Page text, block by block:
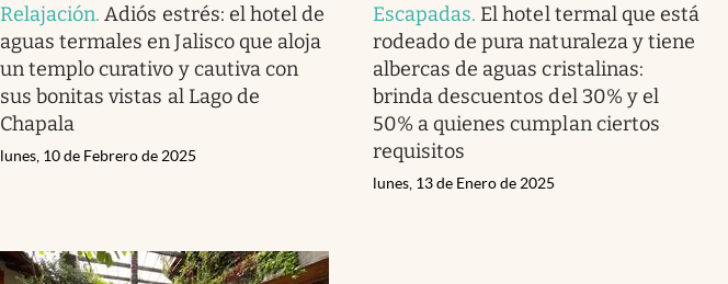
Relajación.Adiós estrés: el hotel de
aguas termales en Jalisco que aloja
un templo curativo y cautiva con
sus bonitas vistas al Lago de
Chapala
lunes, 10 de Febrero de 2025
Escapadas. El hotel termal que está
rodeado de pura naturaleza y tiene
albercas de aguas cristalinas:
brinda descuentos del 30% y el
50% a quienes cumplan ciertos
requisitos
lunes, 13 de Enero de 2025